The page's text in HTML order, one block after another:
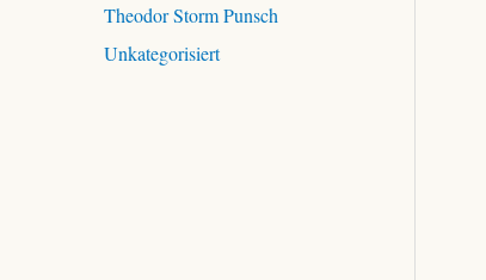
Theodor Storm Punsch
Unkategorisiert